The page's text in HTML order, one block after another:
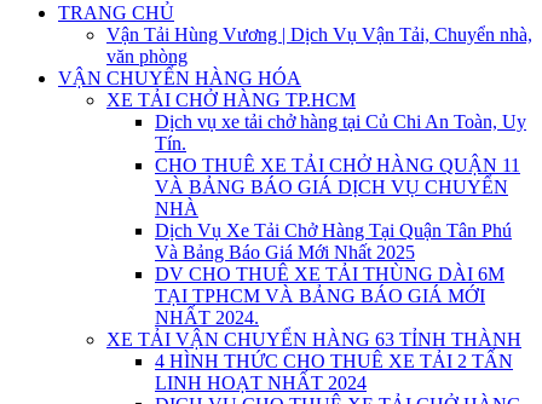
TRANG CHỦ
Vận Tải Hùng Vương | Dịch Vụ Vận Tải, Chuyển nhà,
văn phòng
VẬN CHUYỂN HÀNG HÓA
XE TẢI CHỞ HÀNG TP.HCM
Dịch vụ xe tải chở hàng tại Củ Chi An Toàn, Uy
Tín.
CHO THUÊ XE TẢI CHỞ HÀNG QUẬN 11
VÀ BẢNG BÁO GIÁ DỊCH VỤ CHUYỂN
NHÀ
Dịch Vụ Xe Tải Chở Hàng Tại Quận Tân Phú
Và Bảng Báo Giá Mới Nhất 2025
DV CHO THUÊ XE TẢI THÙNG DÀI 6M
TẠI TPHCM VÀ BẢNG BÁO GIÁ MỚI
NHẤT 2024.
XE TẢI VẬN CHUYỂN HÀNG 63 TỈNH THÀNH
4 HÌNH THỨC CHO THUÊ XE TẢI 2 TẤN
LINH HOẠT NHẤT 2024